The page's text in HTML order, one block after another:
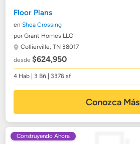
Floor Plans
enShea Crossing
por Grant Homes LLC
Collierville, TN 38017
desde$624,950
4 Hab | 3 Bñ | 3376 sf
Conozca Más
Construyendo Ahora